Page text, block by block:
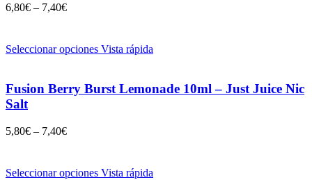
6,80€ – 7,40€
Seleccionar opciones Vista rápida
Fusion Berry Burst Lemonade 10ml – Just Juice Nic
Salt
5,80€ – 7,40€
Seleccionar opciones Vista rápida